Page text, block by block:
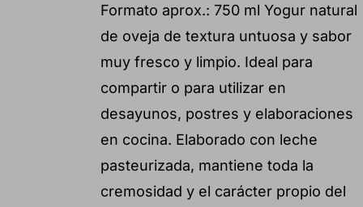
Formato aprox.: 750 ml Yogur natural
de oveja de textura untuosa y sabor
muy fresco y limpio. Ideal para
compartir o para utilizar en
desayunos, postres y elaboraciones
en cocina. Elaborado con leche
pasteurizada, mantiene toda la
cremosidad y el carácter propio del